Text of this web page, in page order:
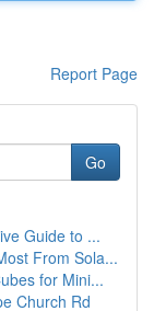
Report Page
Go
Guide to ...
From Sola...
for Mini...
Church Rd